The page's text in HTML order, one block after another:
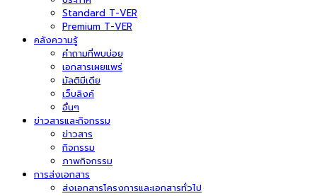
Standard T-VER
Premium T-VER
คลังความรู้
คำถามที่พบบ่อย
เอกสารเผยแพร่
มัลติมีเดีย
เว็บลิงค์
อื่นๆ
ข่าวสารและกิจกรรม
ข่าวสาร
กิจกรรม
ภาพกิจกรรม
การส่งเอกสาร
ส่งเอกสารโครงการและเอกสารทั่วไป